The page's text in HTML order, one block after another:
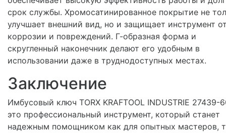
срок службы. Хромосатинированное покрытие не
улучшает внешний вид, но и защищает инструмент
коррозии и повреждений. Г-образная форма и
скругленный наконечник делают его удобным в
использовании даже в труднодоступных местах.
Заключение
Имбусовый ключ TORX KRAFTOOL INDUSTRIE 27439-
это профессиональный инструмент, который станет
надежным помощником как для опытных мастеров,